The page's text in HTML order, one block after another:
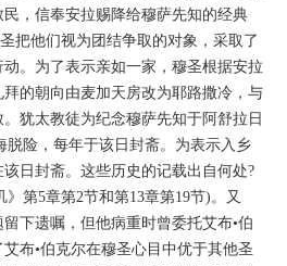
，信奉安拉赐降给穆萨先知的经典
把他们视为团结争取的对象，采取了
。为了表示亲如一家，穆圣根据安拉
的朝向由麦加天房改为耶路撒冷，与
犹太教徒为纪念穆萨先知于阿舒拉日
脱险，每年于该日封斋。为表示入乡
日封斋。这些历史的记载出自何处?
第5章第2节和第13章第19节)。又
下遗嘱，但他病重时曾委托艾布•伯
布•伯克尔在穆圣心目中优于其他圣